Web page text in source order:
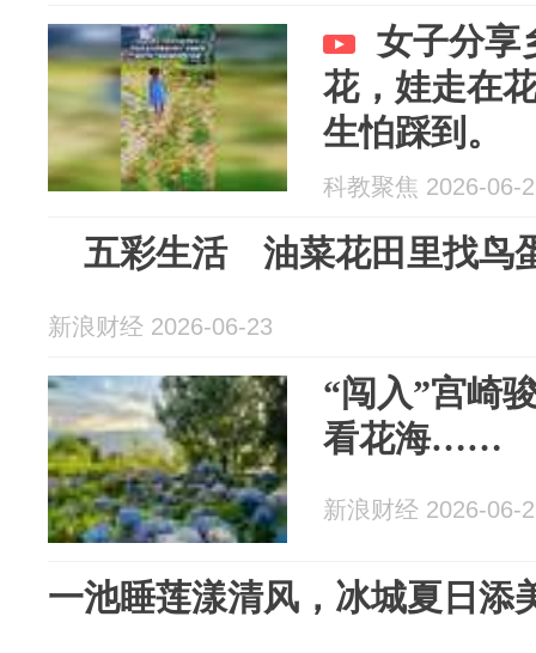
女子分享
花，娃走在
生怕踩到。
科教聚焦 2026-06-
五彩生活 油菜花田里找鸟
新浪财经 2026-06-23
“闯入”宫崎
看花海……
新浪财经 2026-06-
一池睡莲漾清风，冰城夏日添